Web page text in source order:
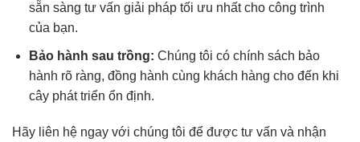
sẵn sàng tư vấn giải pháp tối ưu nhất cho công trình
của bạn.
Bảo hành sau trồng: Chúng tôi có chính sách bảo
hành rõ ràng, đồng hành cùng khách hàng cho đến khi
cây phát triển ổn định.
Hãy liên hệ ngay với chúng tôi để được tư vấn và nhận